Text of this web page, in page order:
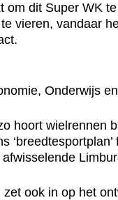
om dit Super
vieren, vandaar
Onderwijs
hoort wielrennen
ook in op het